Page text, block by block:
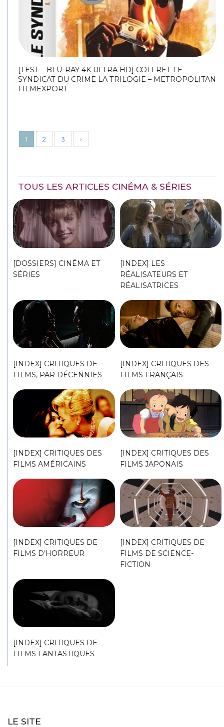
[TEST – BLU-RAY 4K ULTRA HD] COFFRET LE
SYNDICAT DU CRIME LA TRILOGIE – METROPOLITAN
FILMEXPORT
1 2 3 ›
TOUS LES ARTICLES CINÉMA & SÉRIES
[DOSSIERS] CINÉMA ET
SÉRIES
[INDEX] LES
RÉALISATEURS ET
RÉALISATRICES
[INDEX] CRITIQUES DE
FILMS, PAR DÉCENNIES
[INDEX] CRITIQUES DES
FILMS FRANÇAIS
[INDEX] CRITIQUES DES
FILMS AMÉRICAINS
[INDEX] CRITIQUES DES
FILMS JAPONAIS
[INDEX] CRITIQUES DE
FILMS D’HORREUR
[INDEX] CRITIQUES DE
FILMS DE SCIENCE-
FICTION
[INDEX] CRITIQUES DE
FILMS FANTASTIQUES
LE SITE